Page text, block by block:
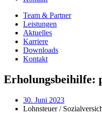
Team & Partner
Leistungen
Aktuelles
Karriere
Downloads
Kontakt
Erholungsbeihilfe:
30. Juni 2023
Lohnsteuer /